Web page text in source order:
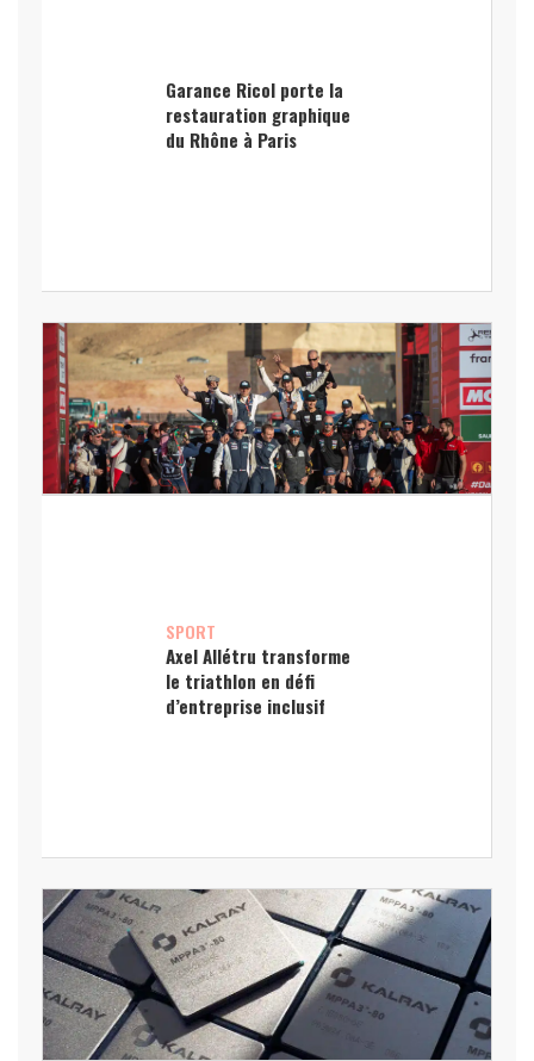
Garance Ricol porte la
restauration graphique
du Rhône à Paris
SPORT
Axel Allétru transforme
le triathlon en défi
d’entreprise inclusif